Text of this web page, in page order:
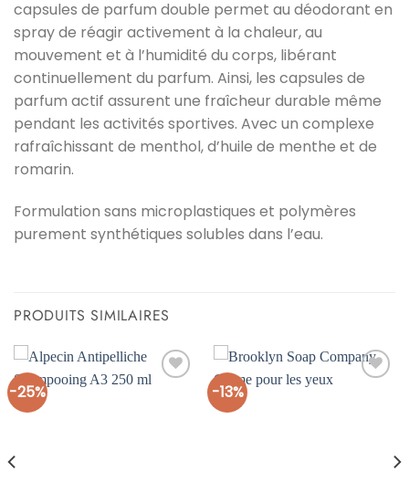
capsules de parfum double permet au déodorant en
spray de réagir activement à la chaleur, au
mouvement et à l’humidité du corps, libérant
continuellement du parfum. Ainsi, les capsules de
parfum actif assurent une fraîcheur durable même
pendant les activités sportives. Avec un complexe
rafraîchissant de menthol, d’huile de menthe et de
romarin.
Formulation sans microplastiques et polymères
purement synthétiques solubles dans l’eau.
PRODUITS SIMILAIRES
-25% -13%